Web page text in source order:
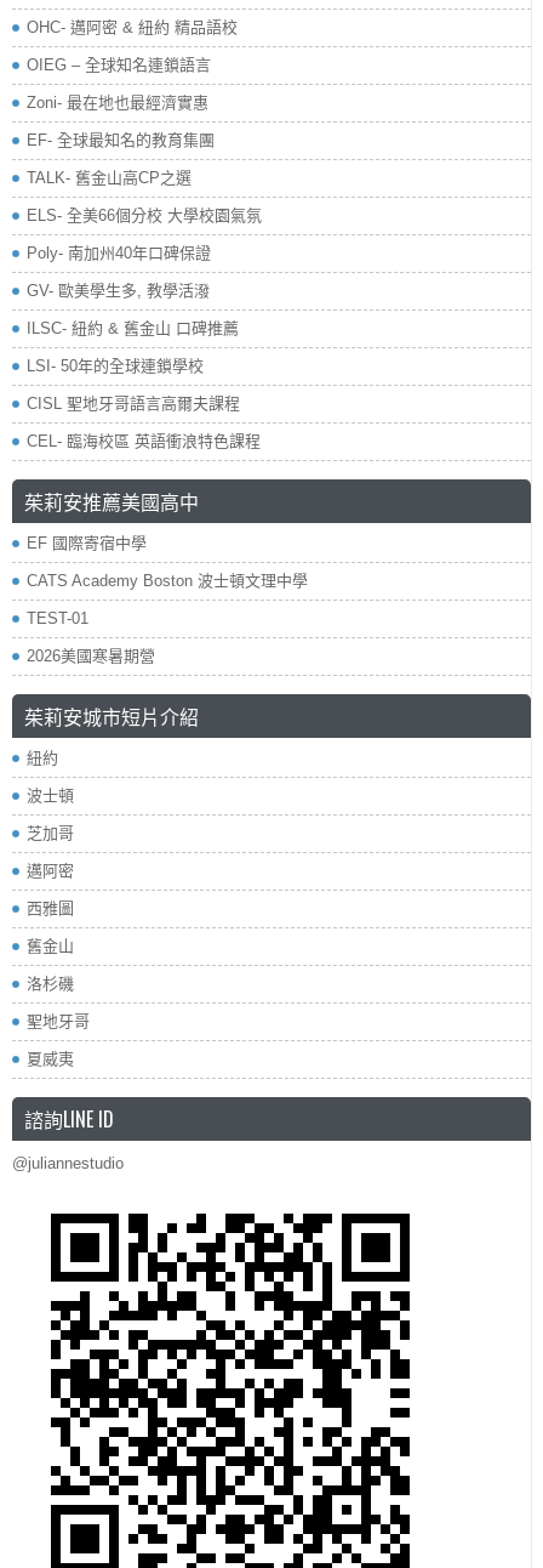
OHC- 邁阿密 & 紐約 精品語校
OIEG – 全球知名連鎖語言
Zoni- 最在地也最經濟實惠
EF- 全球最知名的教育集團
TALK- 舊金山高CP之選
ELS- 全美66個分校 大學校園氣氛
Poly- 南加州40年口碑保證
GV- 歐美學生多, 教學活潑
ILSC- 紐約 & 舊金山 口碑推薦
LSI- 50年的全球連鎖學校
CISL 聖地牙哥語言高爾夫課程
CEL- 臨海校區 英語衝浪特色課程
茱莉安推薦美國高中
EF 國際寄宿中學
CATS Academy Boston 波士頓文理中學
TEST-01
2026美國寒暑期營
茱莉安城市短片介紹
紐約
波士頓
芝加哥
邁阿密
西雅圖
舊金山
洛杉磯
聖地牙哥
夏威夷
諮詢LINE ID
@juliannestudio